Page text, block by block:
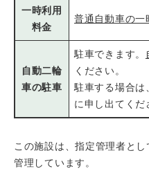
一時利用
料金
普通自動車の一
自動二輪
車の駐車
駐車できます。
ください。
駐車する場合は
に申し出てくだ
この施設は、指定管理者と
管理しています。